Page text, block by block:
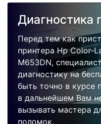
Диагностика
Перед тем как
принтера Hp Color-
M653DN,
диагностику на
быть точно в курсе
в дальнейшем Вам
вызывать мастера
поломок.